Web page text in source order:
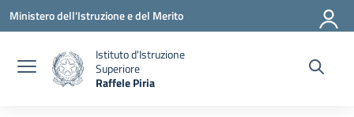
Ministero dell'Istruzione e del Merito
Istituto d'Istruzione
Superiore
Raffele Piria